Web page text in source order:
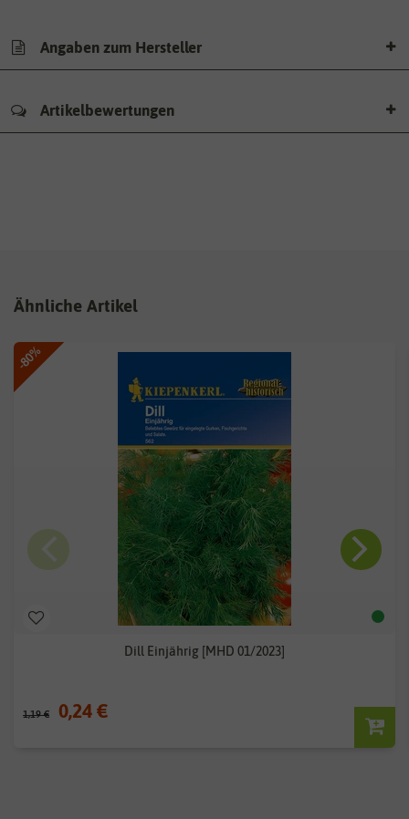
Angaben zum Hersteller
Artikelbewertungen
Ähnliche Artikel
-80%
Dill Einjährig [MHD 01/2023]
1,19 € 0,24 €